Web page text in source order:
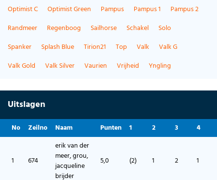
Optimist C
Optimist Green Pampus Pampus 1
Pampus 2
Randmeer
Regenboog Sailhorse Schakel
Solo
Spanker
Splash Blue Tirion21 Top Valk
Valk G
Valk Gold
Valk Silver Vaurien Vrijheid Yngling
Uitslagen
No Zeilno Naam Punten 1 2 3 4
1 674
erik van der
meer, grou,
jacqueline
brijder
5,0 (2) 1 2 1